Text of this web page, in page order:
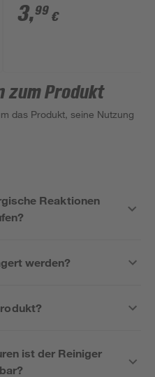
3,99 €
zum Produkt
das Produkt, seine Nutzung
Reaktionen
werden?
ist der Reiniger